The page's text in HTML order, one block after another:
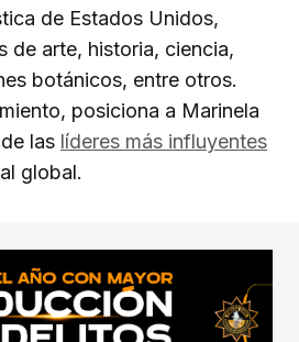
de Estados Unidos,
de arte, historia, ciencia,
botánicos, entre otros.
posiciona a Marinela
las líderes más influyentes
global.